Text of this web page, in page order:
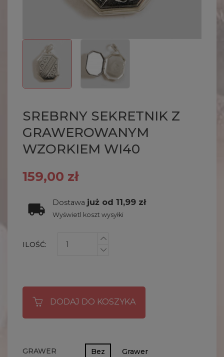
SREBRNY SEKRETNIK Z
GRAWEROWANYM
WZORKIEM WI40
159,00 zł
Dostawa już od 11,99 zł
Wyświetl koszt wysyłki
ILOŚĆ:
DODAJ DO KOSZYKA
GRAWER Bez Grawer